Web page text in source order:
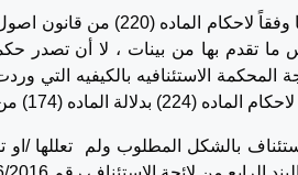
1- القرار المطعون فيه مخالف للأصول والقانون ، وكان يتوجب
الاستئناف على أساس ما تقدم بها من بينات ، لا أن
المحكمة الاستئنافيه بالكيفيه التي
(174) من الاصول.
بالشكل المطلوب ولم تعللها /او